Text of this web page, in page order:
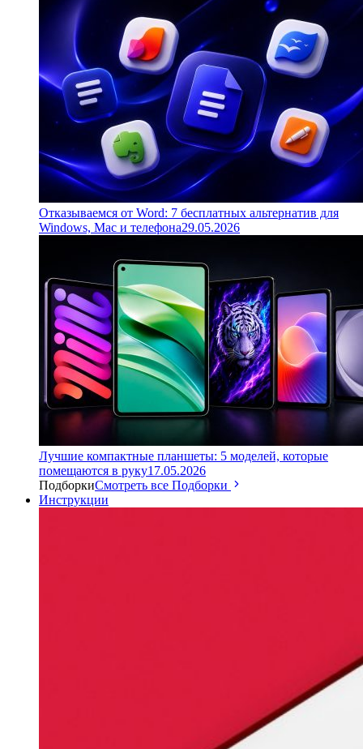
Отказываемся от Word: 7 бесплатных альтернатив для
Windows, Mac и телефона29.05.2026
Лучшие компактные планшеты: 5 моделей, которые
помещаются в руку17.05.2026
ПодборкиСмотреть все Подборки
Инструкции